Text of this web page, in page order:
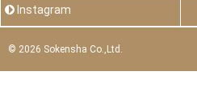
Instagram
© 2026 Sokensha Co.,Ltd.